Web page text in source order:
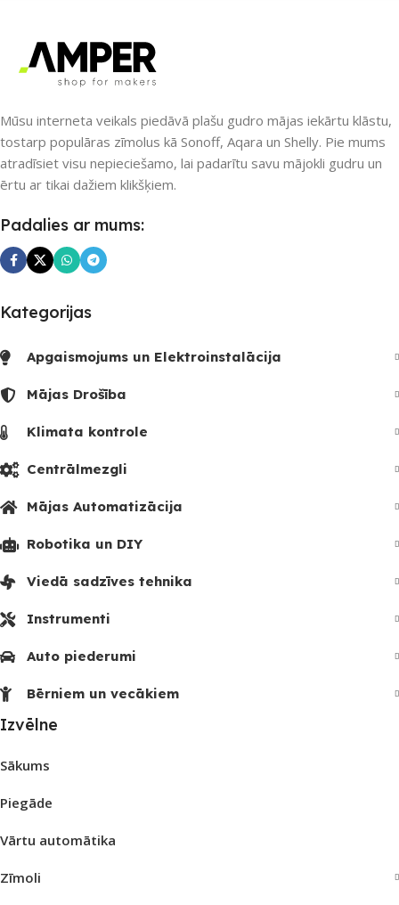
Nē
UZREIZ PIEEJAMAIS
SKAITS
Nē
UZREIZ PIEEJAMAIS
Mūsu interneta veikals piedāvā plašu gudro mājas iekārtu klāstu,
tostarp populāras zīmolus kā Sonoff, Aqara un Shelly. Pie mums
atradīsiet visu nepieciešamo, lai padarītu savu mājokli gudru un
ērtu ar tikai dažiem klikšķiem.
Padalies ar mums:
Kategorijas
Apgaismojums un Elektroinstalācija
Mājas Drošība
Klimata kontrole
Centrālmezgli
Mājas Automatizācija
Robotika un DIY
Viedā sadzīves tehnika
Instrumenti
Auto piederumi
Bērniem un vecākiem
Izvēlne
Sākums
Piegāde
Vārtu automātika
Zīmoli